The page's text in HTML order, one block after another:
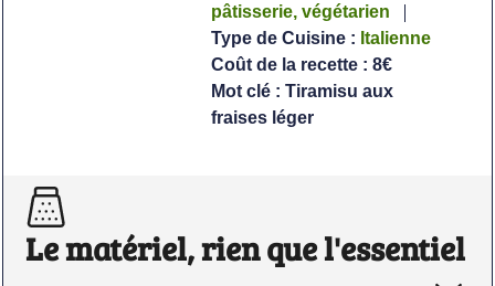
pâtisserie, végétarien
Type de Cuisine : Italienne
Coût de la recette :8€
Mot clé :Tiramisu aux
fraises léger
Le matériel, rien que l'essentiel